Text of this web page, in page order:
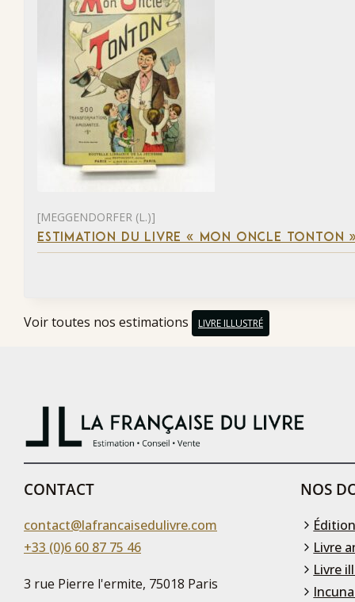
[MEGGENDORFER (L.)]
ESTIMATION DU LIVRE « MON ONCLE TONTON
Voir toutes nos estimations LIVRE ILLUSTRÉ
CONTACT
contact@lafrancaisedulivre.com
+33 (0)6 60 87 75 46
3 rue Pierre l'ermite, 75018 Paris
NOS
Livre
Livre